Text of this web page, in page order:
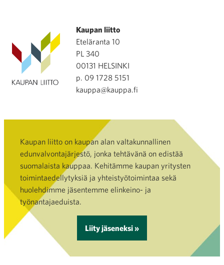
Kaupan liitto
Eteläranta 10
PL 340
00131 HELSINKI
p. 09 1728 5151
kauppa@kauppa.fi
Kaupan liitto on kaupan alan valtakunnallinen
edunvalvontajärjestö, jonka tehtävänä on edistää
suomalaista kauppaa. Kehitämme kaupan yritysten
toimintaedellytyksiä ja yhteistyötoimintaa sekä
huolehdimme jäsentemme elinkeino- ja
työnantajaeduista.
Liity jäseneksi »